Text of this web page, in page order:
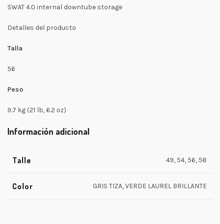
SWAT 4.0 internal downtube storage
Detalles del producto
Talla
56
Peso
9.7 kg (21 lb, 6.2 oz)
Información adicional
Talle 49, 54, 56, 58
Color GRIS TIZA, VERDE LAUREL BRILLANTE